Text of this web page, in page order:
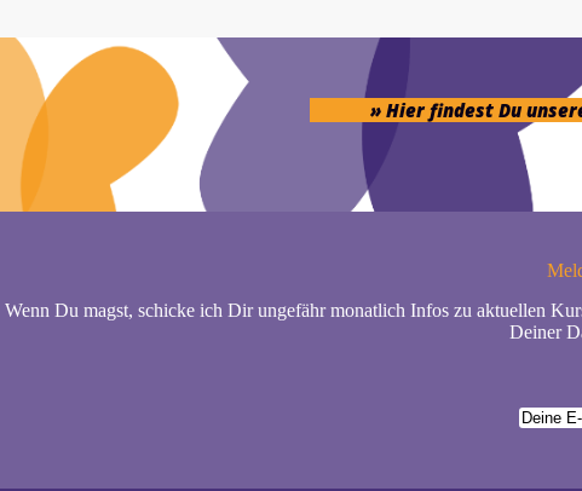
» Hier findest Du
Wenn Du magst, schicke ich Dir ungefähr monatlich Infos zu aktuellen
Deiner